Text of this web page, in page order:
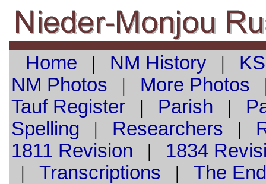
Home | NM History|
NM Photos | More Photos
TaufRegister| Parish |
Spelling | Researchers |
1811 Revision | 1834
| Transcriptions | The End